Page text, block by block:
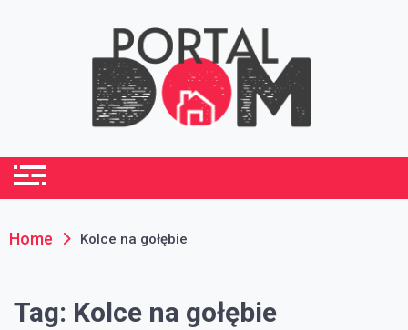
portaldom.com.pl
Home Kolce na gołębie
Tag: Kolce na gołębie